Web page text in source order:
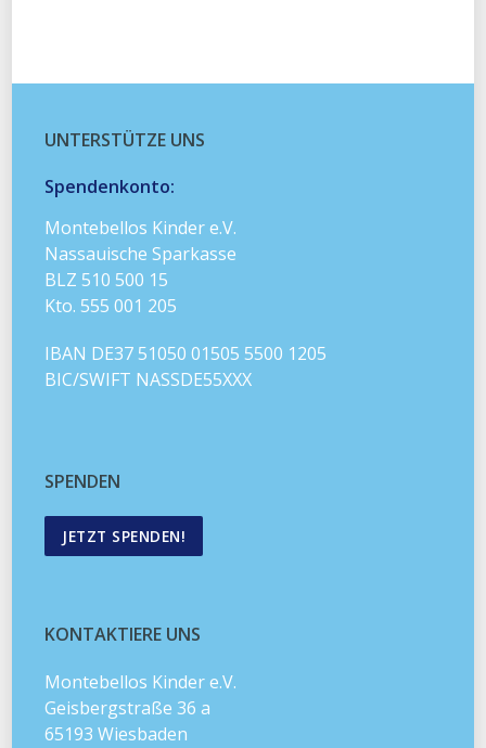
UNTERSTÜTZE UNS
Spendenkonto:
Montebellos Kinder e.V.
Nassauische Sparkasse
BLZ 510 500 15
Kto. 555 001 205
IBAN DE37 51050 01505 5500 1205
BIC/SWIFT NASSDE55XXX
SPENDEN
JETZT SPENDEN!
KONTAKTIERE UNS
Montebellos Kinder e.V.
Geisbergstraße 36 a
65193 Wiesbaden